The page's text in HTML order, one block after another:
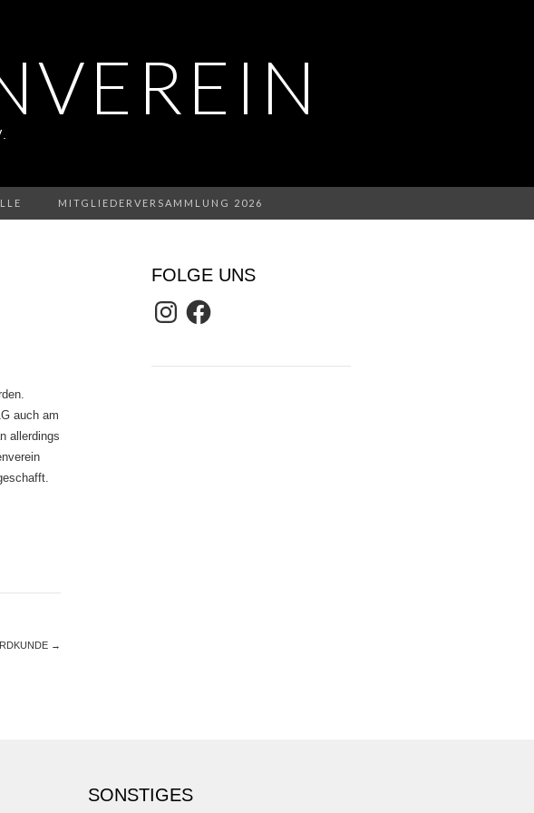
MITGLIEDERVERSAMMLUNG 2026
nach:
auch am
allerdings
→
FOLGE UNS
InstagramFacebook
SONSTIGES